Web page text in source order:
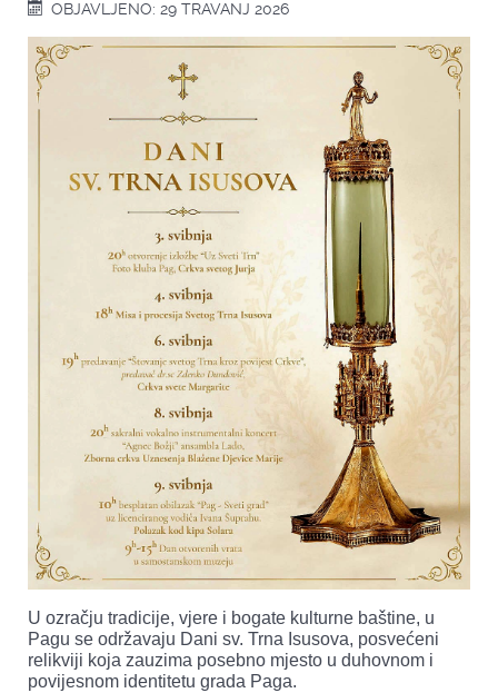
OBJAVLJENO: 29 TRAVANJ 2026
U ozračju tradicije, vjere i bogate kulturne baštine, u
Pagu se održavaju Dani sv. Trna Isusova, posvećeni
relikviji koja zauzima posebno mjesto u duhovnom i
povijesnom identitetu grada Paga.